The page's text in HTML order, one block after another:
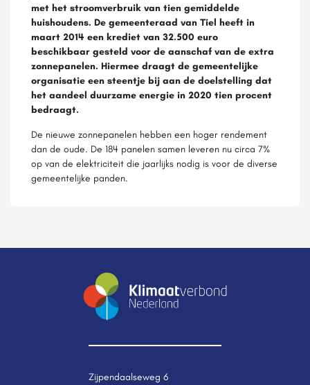
met het stroomverbruik van tien gemiddelde
huishoudens. De gemeenteraad van Tiel heeft in
maart 2014 een krediet van 32.500 euro
beschikbaar gesteld voor de aanschaf van de extra
zonnepanelen. Hiermee draagt de gemeentelijke
organisatie een steentje bij aan de doelstelling dat
het aandeel duurzame energie in 2020 tien procent
bedraagt.
De nieuwe zonnepanelen hebben een hoger rendement
dan de oude. De 184 panelen samen leveren nu circa 7%
op van de elektriciteit die jaarlijks nodig is voor de diverse
gemeentelijke panden.
Zijpendaalseweg 6